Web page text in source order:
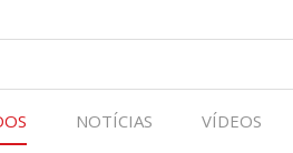
NOTÍCIAS VÍDEOS